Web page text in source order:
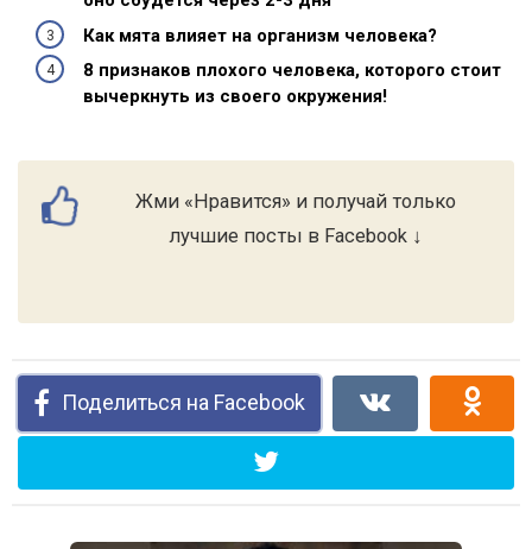
Как мята влияет на организм человека?
8 признаков плохого человека, которого стоит
вычеркнуть из своего окружения!
Жми «Нравится» и получай только
лучшие посты в Facebook ↓
Поделиться на Facebook